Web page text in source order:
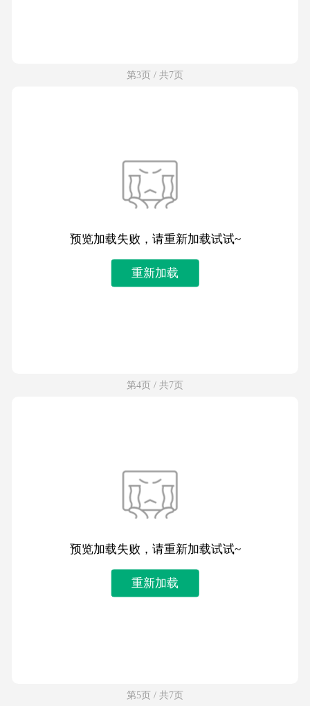
第3页 / 共7页
预览加载失败，请重新加载试试~
重新加载
第4页 / 共7页
预览加载失败，请重新加载试试~
重新加载
第5页 / 共7页